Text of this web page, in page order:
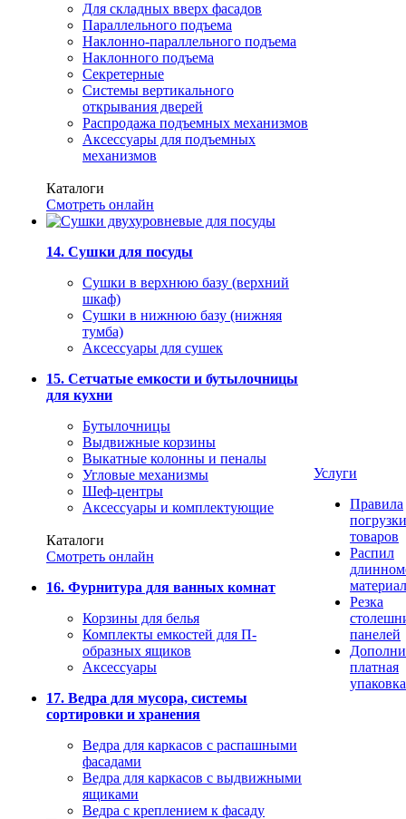
Для складных вверх фасадов
Параллельного подъема
Наклонно-параллельного подъема
Наклонного подъема
Секретерные
Системы вертикального
открывания дверей
Распродажа подъемных механизмов
Аксессуары для подъемных
механизмов
Каталоги
Смотреть онлайн
14. Сушки для посуды
Сушки в верхнюю базу (верхний
шкаф)
Сушки в нижнюю базу (нижняя
тумба)
Аксессуары для сушек
15. Сетчатые емкости и бутылочницы
для кухни
Бутылочницы
Выдвижные корзины
Выкатные колонны и пеналы
Угловые механизмы
Шеф-центры
Аксессуары и комплектующие
Каталоги
Смотреть онлайн
16. Фурнитура для ванных комнат
Корзины для белья
Комплекты емкостей для П-
образных ящиков
Аксессуары
17. Ведра для мусора, системы
сортировки и хранения
Ведра для каркасов с распашными
фасадами
Ведра для каркасов с выдвижными
ящиками
Ведра с креплением к фасаду
Услуги
Правила
погрузки
товаров
Распил
Резка
панелей
платная
упаковка